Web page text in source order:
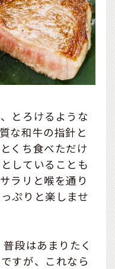
とろけるような
な和牛の指針と
くち食べただけ
していることも
ラリと喉を通り
ぷりと楽しませ
段はあまりたく
すが、これなら